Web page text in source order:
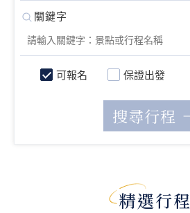
可報名 保證出發
精選行程